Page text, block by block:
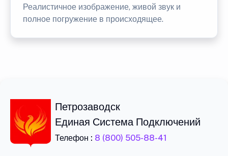
Реалистичное изображение, живой звук и
полное погружение в происходящее.
Петрозаводск
Единая Система Подключений
Телефон : 8 (800) 505-88-41